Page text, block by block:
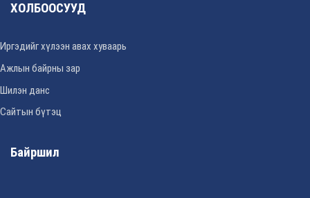
ХОЛБООСУУД
Иргэдийг хүлээн авах хуваарь
Ажлын байрны зар
Шилэн данс
Сайтын бүтэц
Байршил